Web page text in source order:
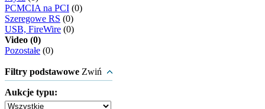
PCMCIA na PCI (0)
Szeregowe RS (0)
USB, FireWire (0)
Video (0)
Pozostałe (0)
Filtry podstawowe Zwiń
Aukcje typu: